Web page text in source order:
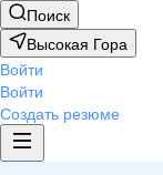
Поиск
Высокая Гора
Войти
Войти
Создать резюме